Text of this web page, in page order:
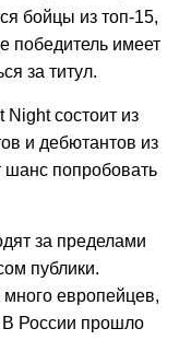
бойцы из топ-15,
победитель имеет
за титул.
состоит из
и дебютантов из
попробовать
за пределами
публики.
много европейцев,
В России прошло